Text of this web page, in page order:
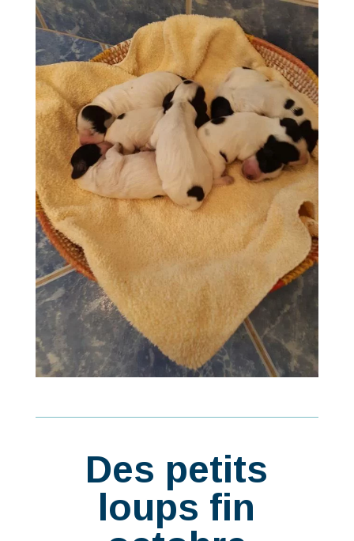
Des petits
loups fin